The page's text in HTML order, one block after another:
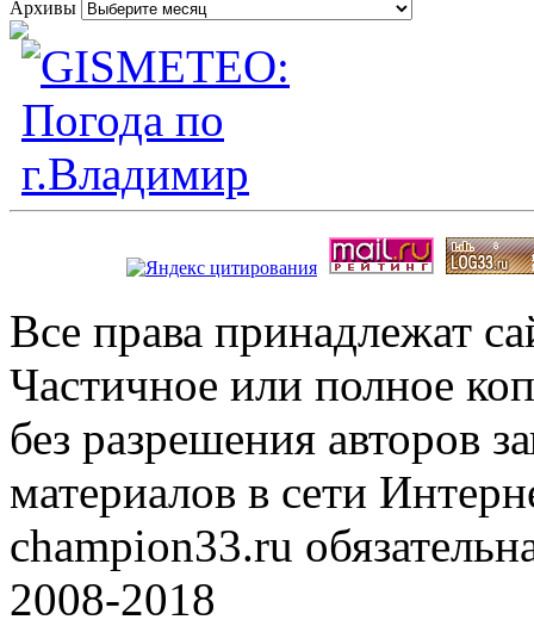
Архивы
Все права принадлежат
Частичное или полное
без разрешения авторов
материалов в сети
champion33.ru
2008-2018